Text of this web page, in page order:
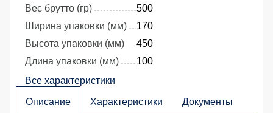
Вес брутто (гр)
500
Ширина упаковки (мм)
170
Высота упаковки (мм)
450
Длина упаковки (мм)
100
Все характеристики
Описание Характеристики Документы